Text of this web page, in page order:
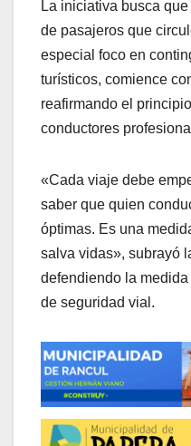
La iniciativa busca
de pasajeros que
especial foco en
turísticos, comience
reafirmando el
conductores
«Cada viaje debe
saber que quien
óptimas. Es una
salva vidas», subrayó
defendiendo la
de seguridad vial.